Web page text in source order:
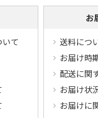
て
お
送料につ
お届け時
配送に関
お届け状
お届けに